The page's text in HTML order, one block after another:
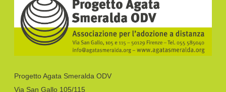
Progetto Agata Smeralda ODV
Via San Gallo 105/115